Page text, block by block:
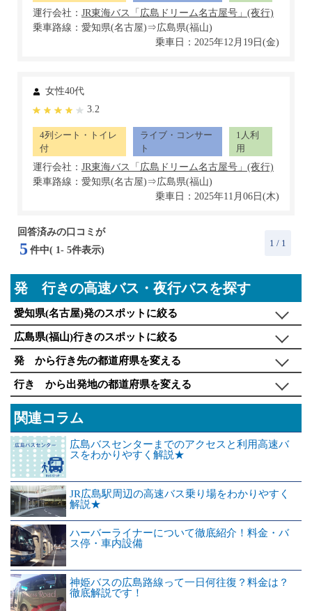
運行会社：
乗車路線：愛知県(名古屋)⇒広島県(福山)
乗車日：2025年12月19日(金)
女性40代
3.2
4列シート・トイレ
付
ライブ・コンサー
ト
1人利
用
運行会社：
乗車路線：愛知県(名古屋)⇒広島県(福山)
乗車日：2025年11月06日(木)
回答済みの口コミが
5 件中( 1- 5件表示)
1 / 1
発 行きの高速バス・夜行バスを探す
愛知県(名古屋)発のスポットに絞る
広島県(福山)行きのスポットに絞る
発 から行き先の都道府県を変える
行き から出発地の都道府県を変える
関連コラム
広島バスセンターまでのアクセスと利用高速バ
スをわかりやすく解説★
JR広島駅周辺の高速バス乗り場をわかりやすく
解説★
ハーバーライナーについて徹底紹介！料金・バ
ス停・車内設備
神姫バスの広島路線って一日何往復？料金は？
徹底解説です！